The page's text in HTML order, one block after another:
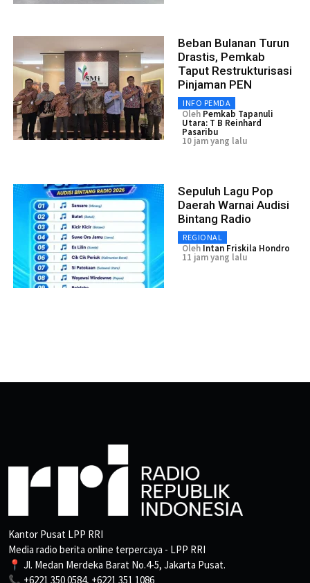
Beban Bulanan Turun
Drastis, Pemkab
Taput Restrukturisasi
Pinjaman PEN
INFO PEMDA
Oleh Pemkab Tapanuli
Utara: T B Reinhard
Pasaribu
10 jam yang lalu
Sepuluh Lagu Pop
Daerah Warnai Audisi
Bintang Radio
REGIONAL
Oleh Intan Friskila Hondro
11 jam yang lalu
Kantor Pusat LPP RRI
Media radio berita online terpercaya - LPP RRI
📍 Jl. Medan Merdeka Barat No.4-5, Jakarta Pusat.
📞 +6221 350 0584, +6221 351 1086